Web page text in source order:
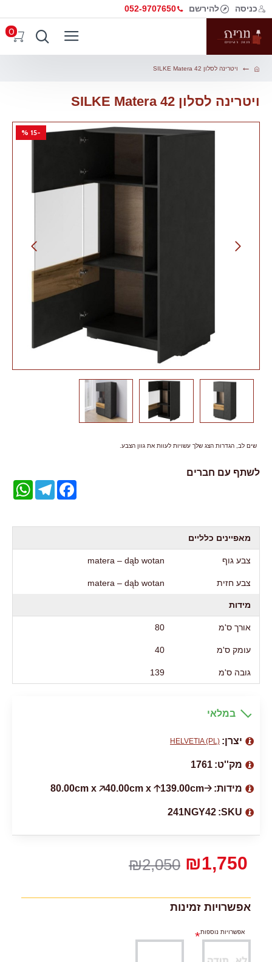
כניסה להירשם 052-9707650
0
ויטרינה לסלון SILKE Matera 42
ויטרינה לסלון SILKE Matera 42
-15 %
שים לב, הגדרות הצג שלך עשויות לעוות את גוון הצבע.
לשתף עם חברים
TelegramFacebook
מאפיינים כלליים
צבע גוף matera – dąb wotan
צבע חזית matera – dąb wotan
מידות
אורך ס'מ 80
עומק ס'מ 40
גובה ס'מ 139
₪2,050 ₪1,750
במלאי
יצרן: HELVETIA (PL)
מק''ט: 1761
מידות: 🡢80.00cm x 🡥40.00cm x 🡡139.00cm
SKU:
241NGY42
אפשרויות זמינות
אפשרויות נוספות